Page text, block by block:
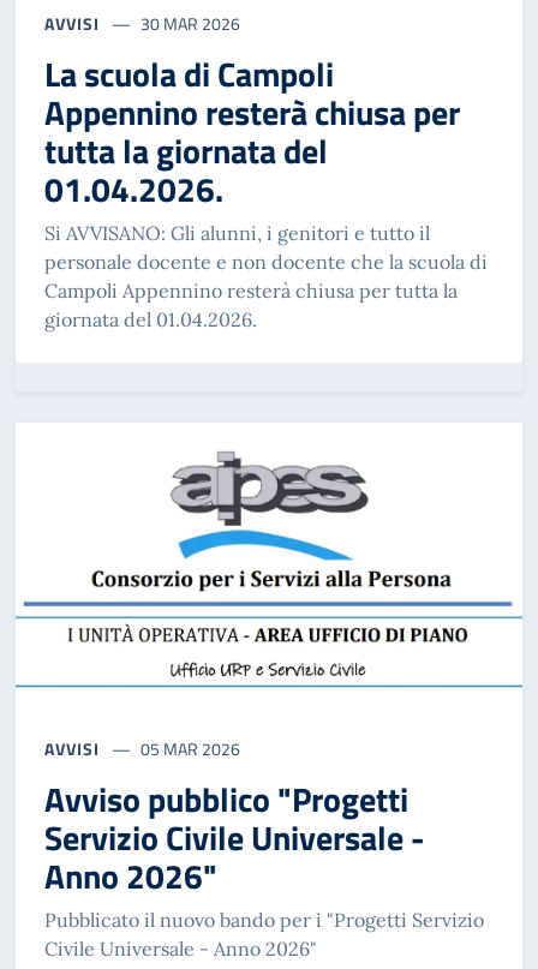
AVVISI 30 MAR 2026
La scuola di Campoli
Appennino resterà chiusa per
tutta la giornata del
01.04.2026.
Si AVVISANO: Gli alunni, i genitori e tutto il
personale docente e non docente che la scuola di
Campoli Appennino resterà chiusa per tutta la
giornata del 01.04.2026.
AVVISI 05 MAR 2026
Avviso pubblico "Progetti
Servizio Civile Universale -
Anno 2026"
Pubblicato il nuovo bando per i "Progetti Servizio
Civile Universale - Anno 2026"